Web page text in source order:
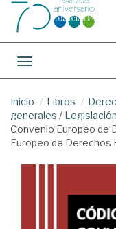
Toggle navigation
Inicio Libros
generales /
Convenio Europeo de
Europeo de Derechos